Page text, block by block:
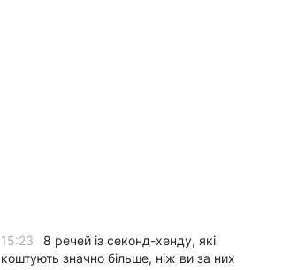
15:23
8 речей із секонд-хенду, які
коштують значно більше, ніж ви за них